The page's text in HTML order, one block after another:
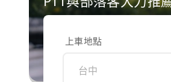
上車地點